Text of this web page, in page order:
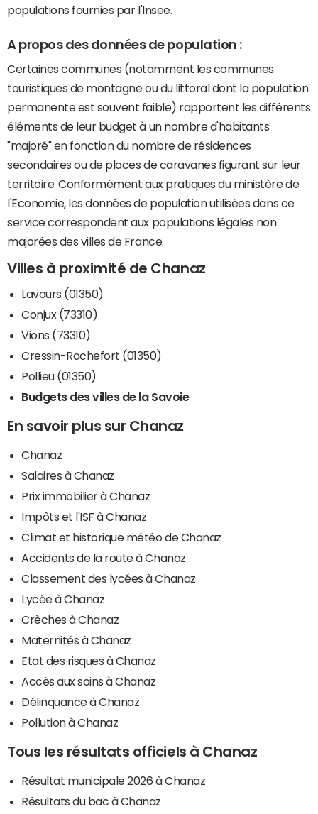
populations fournies par l'Insee.
A propos des données de population :
Certaines communes (notamment les communes
touristiques de montagne ou du littoral dont la population
permanente est souvent faible) rapportent les différents
éléments de leur budget à un nombre d'habitants
"majoré" en fonction du nombre de résidences
secondaires ou de places de caravanes figurant sur leur
territoire. Conformément aux pratiques du ministère de
l'Economie, les données de population utilisées dans ce
service correspondent aux populations légales non
majorées des villes de France.
Villes à proximité de Chanaz
Lavours (01350)
Conjux (73310)
Vions (73310)
Cressin-Rochefort (01350)
Pollieu (01350)
Budgets des villes de la Savoie
En savoir plus sur Chanaz
Chanaz
Salaires à Chanaz
Prix immobilier à Chanaz
Impôts et l'ISF à Chanaz
Climat et historique météo de Chanaz
Accidents de la route à Chanaz
Classement des lycées à Chanaz
Lycée à Chanaz
Crèches à Chanaz
Maternités à Chanaz
Etat des risques à Chanaz
Accès aux soins à Chanaz
Délinquance à Chanaz
Pollution à Chanaz
Tous les résultats officiels à Chanaz
Résultat municipale 2026 à Chanaz
Résultats du bac à Chanaz